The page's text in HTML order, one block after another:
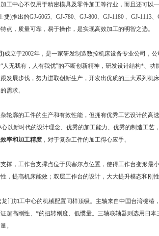
工中心不仅用于精密模具及零件加工等行业，而且还可以
捷)推出的GJ-6065、GJ-780、GJ-800、GJ-1180 、GJ-1113
点，质量可靠，易于操作，是实现高效加工的明智之选。
)成立于2002年，是一家研发制造数控机床设备专业公司，
人无我有，人有我优”的不断创新精神，研发设计结构*、
发展步伐，努力进取创新生产，开发出优质的三大系列机
需求。
廓的工件的生产和有效性能，但拥有优秀工艺设计的高
以新时代的设计理念、优秀的加工能力、优秀的制造工艺，
率和加工精度 ，对于复杂工件的加工得心应手。
，工作台支撑点位于贝塞尔点位置，使得工作台变形最
，提高机床能效；双层工作台的设计，大大提升模态和刚
加工中心的机械配置同样顶级。主轴来自中国台湾楗椿
超高刚性、*的扭转刚度、低惯量。三轴联轴器则选用日
。